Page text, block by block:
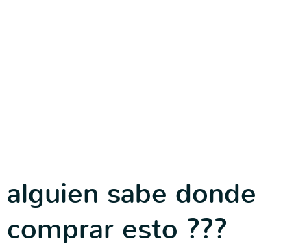
alguien sabe donde
comprar esto ???